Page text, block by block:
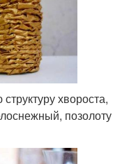
хвороста,
позолоту